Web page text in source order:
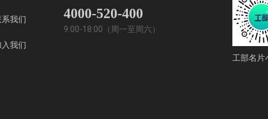
系我们
入我们
4000-520-400
9:00-18:00（周一至周六）
工部名片